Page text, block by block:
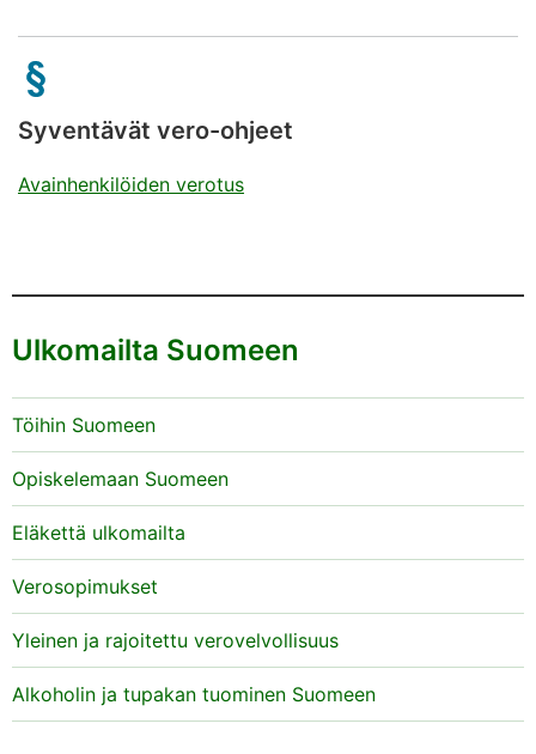
Syventävät vero-ohjeet
Avainhenkilöiden verotus
Ulkomailta Suomeen
Töihin Suomeen
Opiskelemaan Suomeen
Eläkettä ulkomailta
Verosopimukset
Yleinen ja rajoitettu verovelvollisuus
Alkoholin ja tupakan tuominen Suomeen